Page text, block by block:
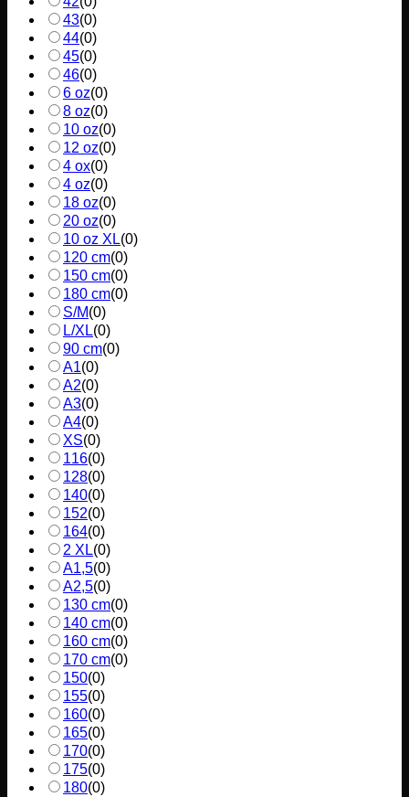
43(0)
44(0)
45(0)
46(0)
6 oz(0)
8 oz(0)
10 oz(0)
12 oz(0)
4 ox(0)
4 oz(0)
18 oz(0)
20 oz(0)
10 oz XL(0)
120 cm(0)
150 cm(0)
180 cm(0)
S/M(0)
L/XL(0)
90 cm(0)
A1(0)
A2(0)
A3(0)
A4(0)
XS(0)
116(0)
128(0)
140(0)
152(0)
164(0)
2 XL(0)
A1,5(0)
A2,5(0)
130 cm(0)
140 cm(0)
160 cm(0)
170 cm(0)
150(0)
155(0)
160(0)
165(0)
170(0)
175(0)
180(0)